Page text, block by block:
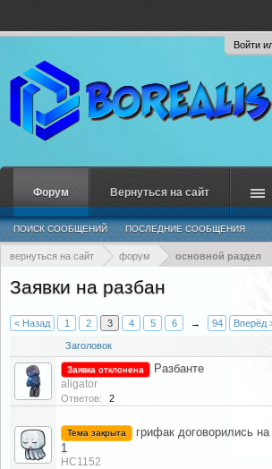
Войти
вернуться на сайт форум основной раздел
Заявки на разбан
< Назад 1 2 3 4 5 6 → 94 Вперёд
Заголовок
Заявка отклонена Разбанте
aligator
Ответов: 2
Тема закрыта
грифак договорились
1
HC1152
Форум
ПОИСК СООБЩЕНИЙ ПОСЛЕДНИЕ СООБЩЕНИЯ
Вернуться на сайт